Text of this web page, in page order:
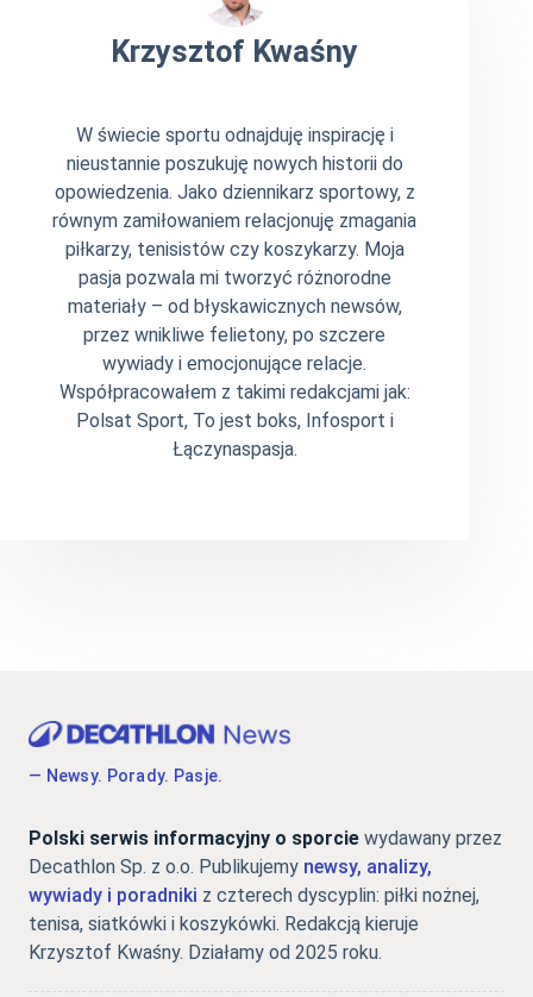
Krzysztof Kwaśny
W świecie sportu odnajduję inspirację i
nieustannie poszukuję nowych historii do
opowiedzenia. Jako dziennikarz sportowy, z
równym zamiłowaniem relacjonuję zmagania
piłkarzy, tenisistów czy koszykarzy. Moja
pasja pozwala mi tworzyć różnorodne
materiały – od błyskawicznych newsów,
przez wnikliwe felietony, po szczere
wywiady i emocjonujące relacje.
Współpracowałem z takimi redakcjami jak:
Polsat Sport, To jest boks, Infosport i
Łączynaspasja.
— Newsy. Porady. Pasje.
Polski serwis informacyjny o sporcie wydawany przez
Decathlon Sp. z o.o. Publikujemy newsy, analizy,
wywiady i poradniki z czterech dyscyplin: piłki nożnej,
tenisa, siatkówki i koszykówki. Redakcją kieruje
Krzysztof Kwaśny. Działamy od 2025 roku.